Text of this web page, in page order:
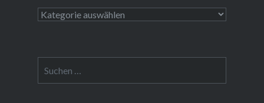
Themen
nach: